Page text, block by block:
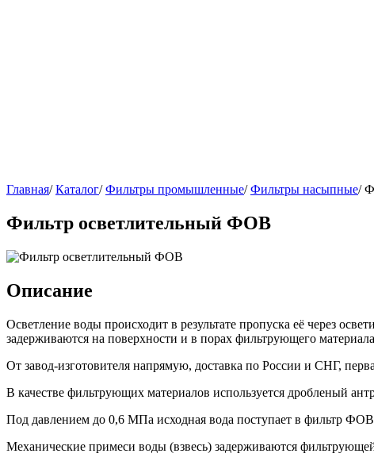
Главная/ Каталог/ Фильтры промышленные/ Фильтры насыпные/
Фильтр осветлительный ФОВ
Описание
Осветление воды происходит в результате пропуска её через
задерживаются на поверхности и в порах фильтрующего
От завод-изготовителя напрямую, доставка по России и СНГ,
В качестве фильтрующих материалов используется дробленый
Под давлением до 0,6 МПа исходная вода поступает в фильтр
Механические примеси воды (взвесь) задерживаются